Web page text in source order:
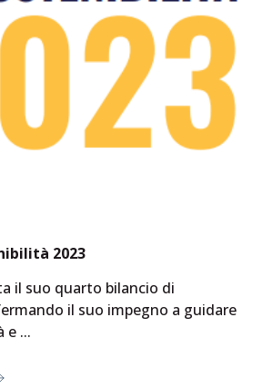
2023
il suo quarto bilancio di
il suo impegno a guidare
e ...